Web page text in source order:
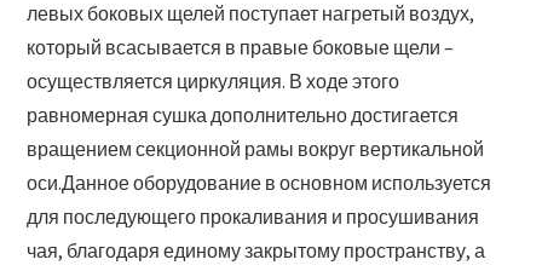
левых боковых щелей поступает нагретый воздух,
который всасывается в правые боковые щели –
осуществляется циркуляция. В ходе этого
равномерная сушка дополнительно достигается
вращением секционной рамы вокруг вертикальной
оси.Данное оборудование в основном используется
для последующего прокаливания и просушивания
чая, благодаря единому закрытому пространству, а